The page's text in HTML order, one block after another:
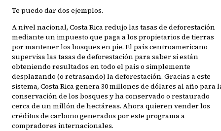
Te puedo dar dos ejemplos.
A nivel nacional, Costa Rica redujo las tasas de deforestación
mediante un impuesto que paga a los propietarios de tierras
por mantener los bosques en pie. El país centroamericano
supervisa las tasas de deforestación para saber si están
obteniendo resultados en todo el país o simplemente
desplazando (o retrasando) la deforestación. Gracias a este
sistema, Costa Rica genera 30 millones de dólares al año para
conservación de los bosques y ha conservado o restaurado
cerca de un millón de hectáreas. Ahora quieren vender los
créditos de carbono generados por este programa a
compradores internacionales.